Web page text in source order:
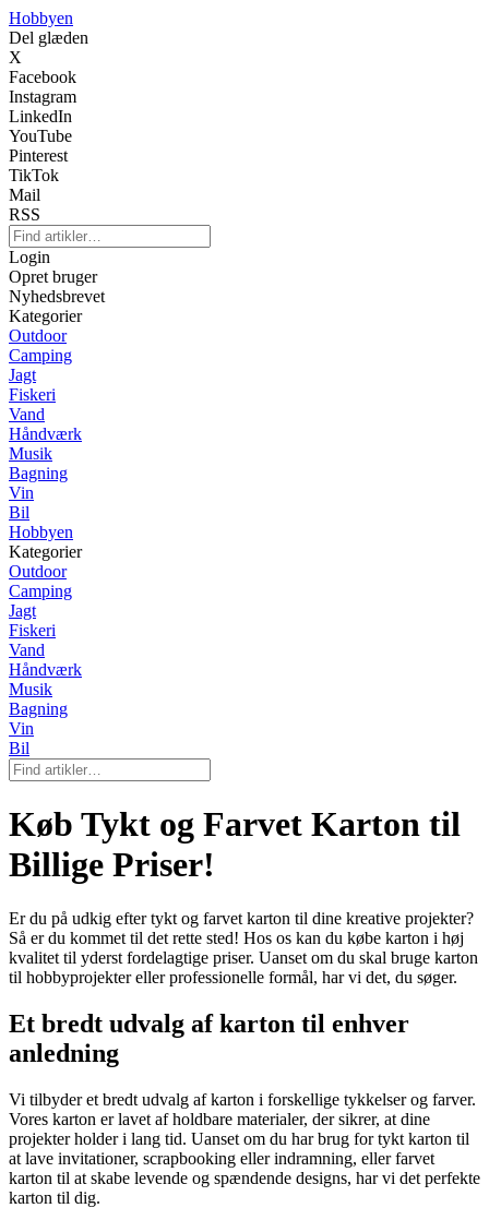
Hobbyen
Del glæden
X
Facebook
Instagram
LinkedIn
YouTube
Pinterest
TikTok
Mail
RSS
Login
Opret bruger
Nyhedsbrevet
Kategorier
Outdoor
Camping
Jagt
Fiskeri
Vand
Håndværk
Musik
Bagning
Vin
Bil
Hobbyen
Kategorier
Outdoor
Camping
Jagt
Fiskeri
Vand
Håndværk
Musik
Bagning
Vin
Bil
Køb Tykt og Farvet Karton til
Billige Priser!
Er du på udkig efter tykt og farvet karton til dine kreative projekter?
Så er du kommet til det rette sted! Hos os kan du købe karton i høj
kvalitet til yderst fordelagtige priser. Uanset om du skal bruge karton
til hobbyprojekter eller professionelle formål, har vi det, du søger.
Et bredt udvalg af karton til enhver
anledning
Vi tilbyder et bredt udvalg af karton i forskellige tykkelser og farver.
Vores karton er lavet af holdbare materialer, der sikrer, at dine
projekter holder i lang tid. Uanset om du har brug for tykt karton til
at lave invitationer, scrapbooking eller indramning, eller farvet
karton til at skabe levende og spændende designs, har vi det perfekte
karton til dig.